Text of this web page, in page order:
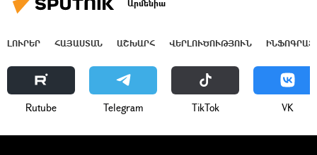
Արմենիա
ԼՈՒՐԵՐ ՀԱՅԱՍՏԱՆ ԱՇԽԱՐՀ ՎԵՐԼՈՒԾՈՒԹՅՈՒՆ
Rutube Telegram ТikТоk VK